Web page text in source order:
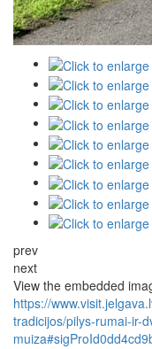
prev
next
View the embedded
https://
tradicijos/pilys-rumai-ir-